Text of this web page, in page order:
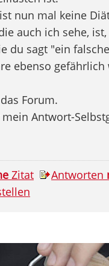
nun mal keine
auch ich sehe,
du sagt "ein
ebenso gefährlich
Forum.
Antwort-
Zitat Antworten